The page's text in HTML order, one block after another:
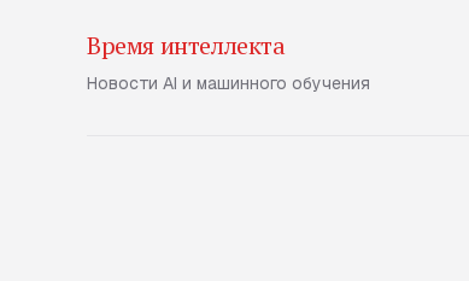
Время интеллекта
Новости AI и машинного обучения